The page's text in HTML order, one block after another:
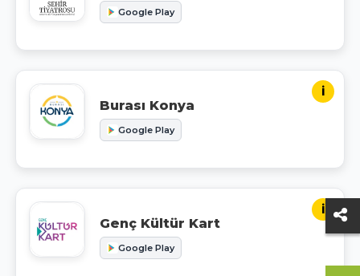
Google Play
i
Burası Konya
Google Play
i
Genç Kültür Kart
Google Play